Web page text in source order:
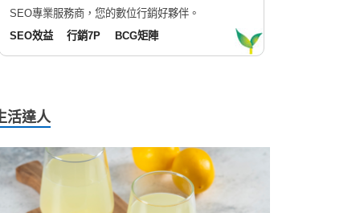
SEO專業服務商，您的數位行銷好夥伴。
SEO效益
行銷7P BCG矩陣
活達人